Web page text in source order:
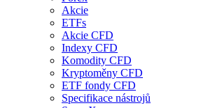
Akcie
ETFs
Akcie CFD
Indexy CFD
Komodity CFD
Kryptoměny CFD
ETF fondy CFD
Specifikace nástrojů